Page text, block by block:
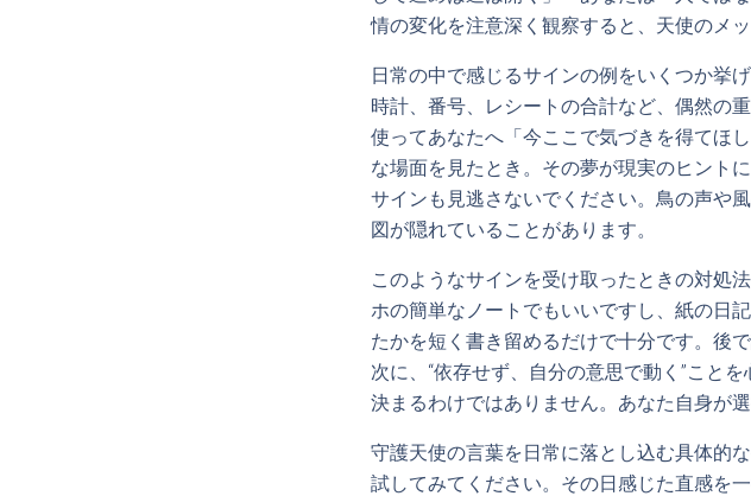
情の変化を注意深く観察すると、天使のメ
日常の中で感じるサインの例をいくつか挙
時計、番号、レシートの合計など、偶然の
使ってあなたへ「今ここで気づきを得てほ
な場面を見たとき。その夢が現実のヒント
サインも見逃さないでください。鳥の声や
図が隠れていることがあります。
このようなサインを受け取ったときの対処
ホの簡単なノートでもいいですし、紙の日
たかを短く書き留めるだけで十分です。後
次に、“依存せず、自分の意思で動く”こと
決まるわけではありません。あなた自身が
守護天使の言葉を日常に落とし込む具体的
試してみてください。その日感じた直感を